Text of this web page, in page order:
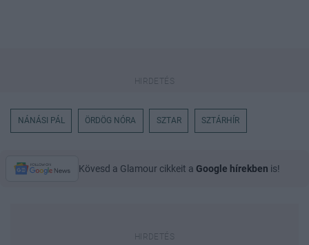
NÁNÁSI PÁL ÖRDÖG NÓRA SZTAR SZTÁRHÍR
Kövesd a Glamour cikkeit a Google hírekben is!